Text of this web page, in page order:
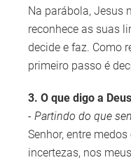
Na parábola, Jesus
reconhece as suas
decide e faz. Como
primeiro passo é
3. O que digo a Deus
- Partindo do que
Senhor, entre
incertezas, nos